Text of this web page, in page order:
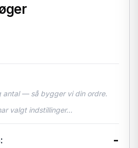
antal — så bygger vi din ordre.
valgt indstillinger…
: -